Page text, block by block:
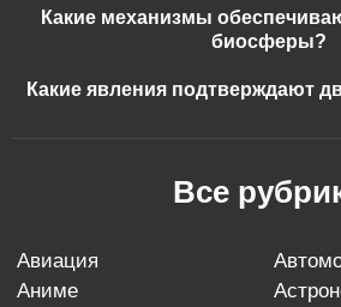
Какие механизмы
биосферы?
Какие явления подтверждают
Все
авиация
аниме